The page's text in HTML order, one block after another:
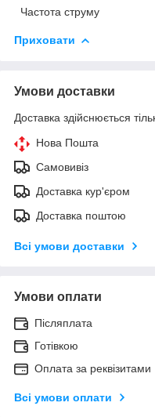
Частота струму
Приховати
Умови доставки
Доставка здійснюється
Нова Пошта
Самовивіз
Доставка кур'єром
Доставка поштою
Всі умови доставки
Умови оплати
Післяплата
Готівкою
Оплата за реквізитами
Всі умови оплати